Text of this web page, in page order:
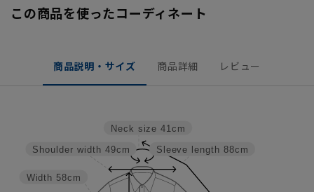
この商品を使ったコーディネート
商品説明・サイズ 商品詳細 レビュー
Sleeve length 88cm
Neck size 41cm
Width 58cm
Shoulder width 49cm